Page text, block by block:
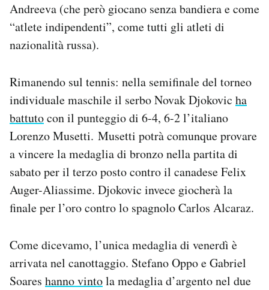
Andreeva (che però giocano senza bandiera e come
“atlete indipendenti”, come tutti gli atleti di
nazionalità russa).
Rimanendo sul tennis: nella semifinale del torneo
individuale maschile il serbo Novak Djokovic ha
battutocon il punteggio di 6-4, 6-2 l’italiano
Lorenzo Musetti. Musetti potrà comunque provare
a vincere la medaglia di bronzo nella partita di
sabato per il terzo posto contro il canadese Felix
Auger-Aliassime. Djokovic invece giocherà la
finale per l’oro contro lo spagnolo Carlos Alcaraz.
Come dicevamo, l’unica medaglia di venerdì è
arrivata nel canottaggio. Stefano Oppo e Gabriel
Soares hanno vintola medaglia d’argento nel due